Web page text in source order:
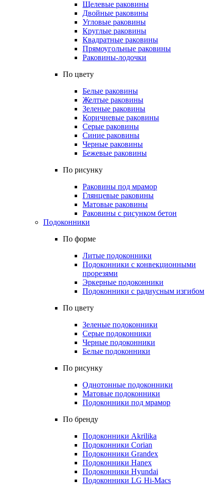
Щелевые раковины
Двойные раковины
Угловые раковины
Круглые раковины
Квадратные раковины
Прямоугольные раковины
Раковины-лодочки
По цвету
Белые раковины
Желтые раковины
Зеленые раковины
Коричневые раковины
Серые раковины
Синие раковины
Черные раковины
Бежевые раковины
По рисунку
Раковины под мрамор
Глянцевые раковины
Матовые раковины
Раковины с рисунком бетон
Подоконники
По форме
Литые подоконники
Подоконники с конвекционными
прорезями
Эркерные подоконники
Подоконники с радиусным изгибом
По цвету
Зеленые подоконники
Серые подоконники
Черные подоконники
Белые подоконники
По рисунку
Однотонные подоконники
Матовые подоконники
Подоконники под мрамор
По бренду
Подоконники Akrilika
Подоконники Corian
Подоконники Grandex
Подоконники Hanex
Подоконники Hyundai
Подоконники LG Hi-Macs